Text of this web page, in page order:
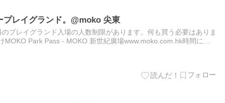
レイグランド。@moko 尖東
プレイグランド入場の人数制限があります。何も買う必要はありま
Park Pass - MOKO 新世紀廣場www.moko.com.hk時間にな